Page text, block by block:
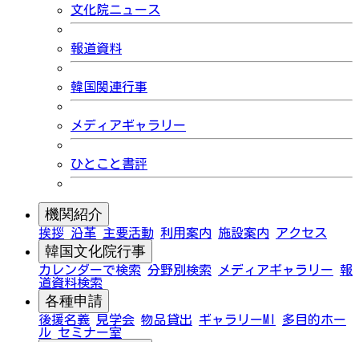
文化院ニュース
報道資料
韓国関連行事
メディアギャラリー
ひとこと書評
機関紹介
挨拶 沿革 主要活動 利用案内 施設案内 アクセス
韓国文化院行事
カレンダーで検索 分野別検索 メディアギャラリー 報
道資料検索
各種申請
後援名義 見学会 物品貸出 ギャラリーMI
多目的ホー
ル セミナー室